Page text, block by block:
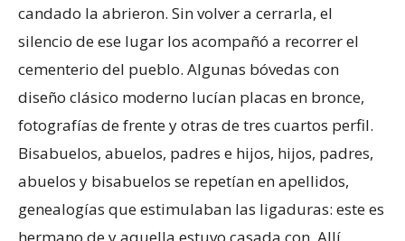
candado la abrieron. Sin volver a cerrarla, el
silencio de ese lugar los acompañó a recorrer el
cementerio del pueblo. Algunas bóvedas con
diseño clásico moderno lucían placas en bronce,
fotografías de frente y otras de tres cuartos perfil.
Bisabuelos, abuelos, padres e hijos, hijos, padres,
abuelos y bisabuelos se repetían en apellidos,
genealogías que estimulaban las ligaduras: este es
hermano de y aquella estuvo casada con. Allí